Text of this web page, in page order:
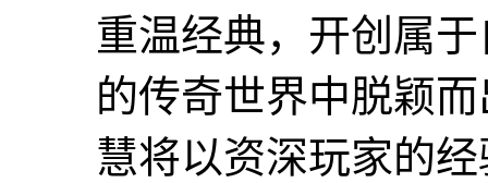
重温经典，开创属
的传奇世界中脱颖
慧将以资深玩家的